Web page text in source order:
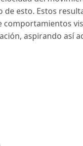
de esto. Estos
comportamientos
aspirando así